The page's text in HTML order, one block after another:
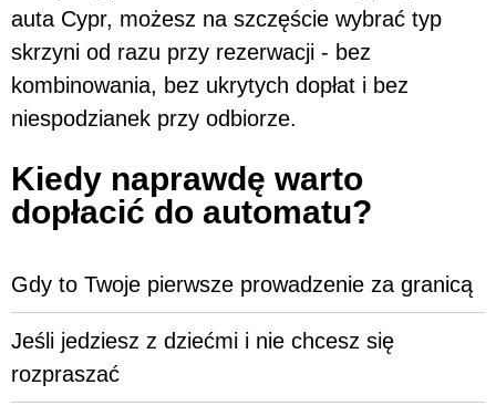
auta Cypr, możesz na szczęście wybrać typ
skrzyni od razu przy rezerwacji - bez
kombinowania, bez ukrytych dopłat i bez
niespodzianek przy odbiorze.
Kiedy naprawdę warto
dopłacić do automatu?
Gdy to Twoje pierwsze prowadzenie za granicą
Jeśli jedziesz z dziećmi i nie chcesz się
rozpraszać